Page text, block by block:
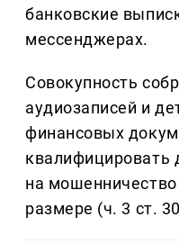
банковские
мессенджерах.
Совокупность
аудиозаписей и
финансовых
квалифицировать
на
размере (ч. 3 ст.